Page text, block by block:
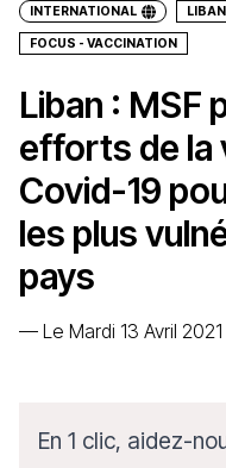
INTERNATIONAL LIBAN
FOCUS - VACCINATION
Liban : MSF
efforts de la
Covid-19
les plus
pays
— Le Mardi 13 Avril 2021
En 1 clic, aidez-